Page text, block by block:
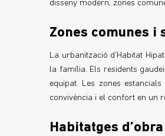
disseny modern, zones
Zones comunes i
La urbanització d’Habitat
la família. Els residents
equipat. Les zones
convivència i el confort en un
Habitatges